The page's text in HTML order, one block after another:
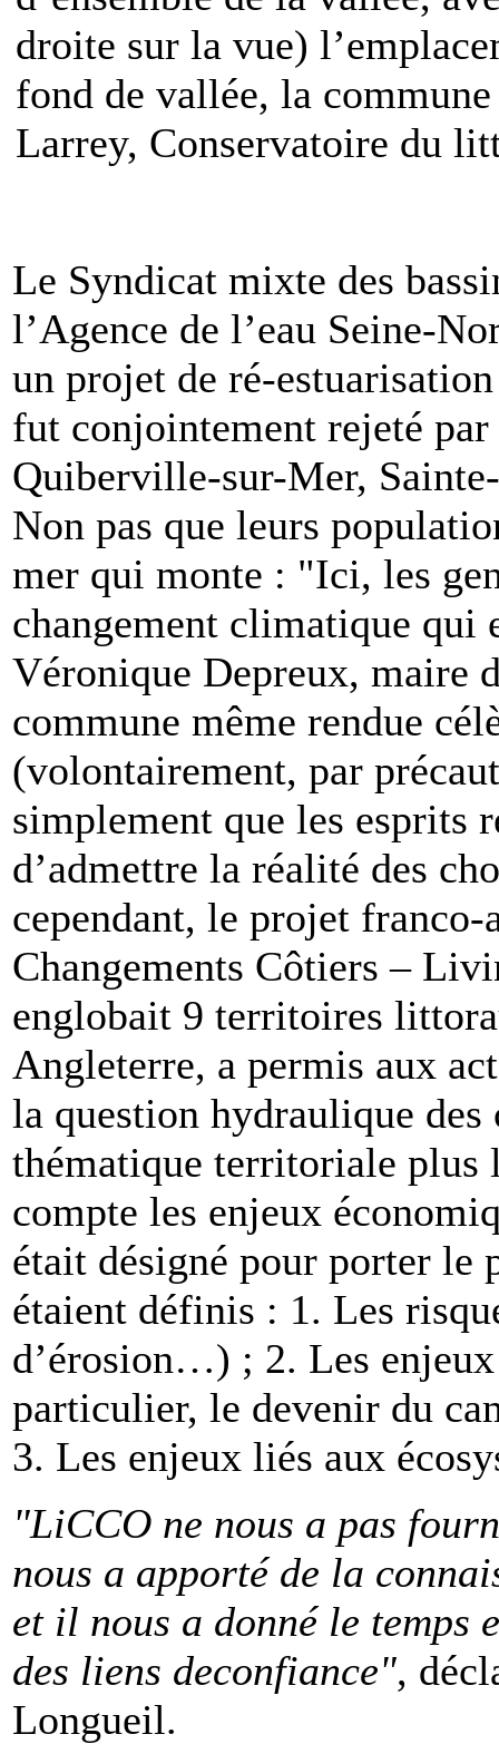
droite sur la vue)
fond de vallée, la
Larrey, Conservatoire du
Le Syndicat mixte des
l’Agence de l’eau Seine-
un projet de ré-
fut conjointement rejeté
Quiberville-sur-Mer,
Non pas que leurs
mer qui monte : "Ici, les
changement climatique qui
Véronique Depreux, maire
commune même rendue
(volontairement, par
simplement que les esprits
d’admettre la réalité des
cependant, le projet
Changements Côtiers –
englobait 9 territoires
Angleterre, a permis aux
la question hydraulique des
thématique territoriale plus
compte les enjeux
était désigné pour porter le
étaient définis : 1. Les
d’érosion…) ; 2. Les
particulier, le devenir du
3. Les enjeux liés aux
"LiCCO ne nous a pas
nous a apporté de la
et il nous a donné le temps
des liens deconfiance",
Longueil.